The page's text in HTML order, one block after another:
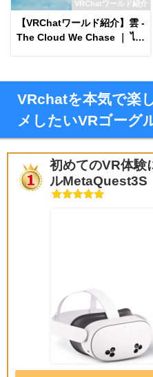
VRChatワールド紹介
【VRChatワールド紹介】雲 -
The Cloud We Chase ｜ ไก
VRchatを本気で楽
メしたいVRゴーグ
初めてのVR体験
ルMetaQuest3S